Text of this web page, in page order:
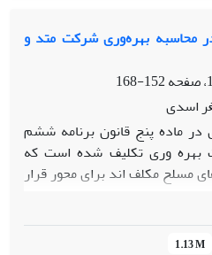
و دسترس‌پذیری دستگاه
نشان می دهد که دسترس پذیری
دستگاه از 96/3%در سال 1390، به 99/28% در سال 1397 افزایش
محاسبه بهره‌وری شرکت متد و
152-168
اسدی
در ماده پنج قانون برنامه ششم
بهره وری تکلیف شده است که
مسلح مکلف اند برای محور قرار
ضمن اجرا نمودن چرخه مدیریت
لازم را برای عملیاتی نمودن
خود با هماهنگی سازمان ملی1.13 M